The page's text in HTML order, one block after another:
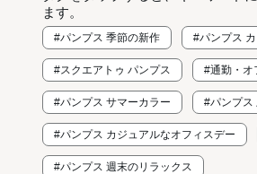
ます。
#パンプス 季節の新作 #パンプス
#スクエアトゥ パンプス #通勤・オ
#パンプス サマーカラー #パンプス
#パンプス カジュアルなオフィスデー
#パンプス 週末のリラックス